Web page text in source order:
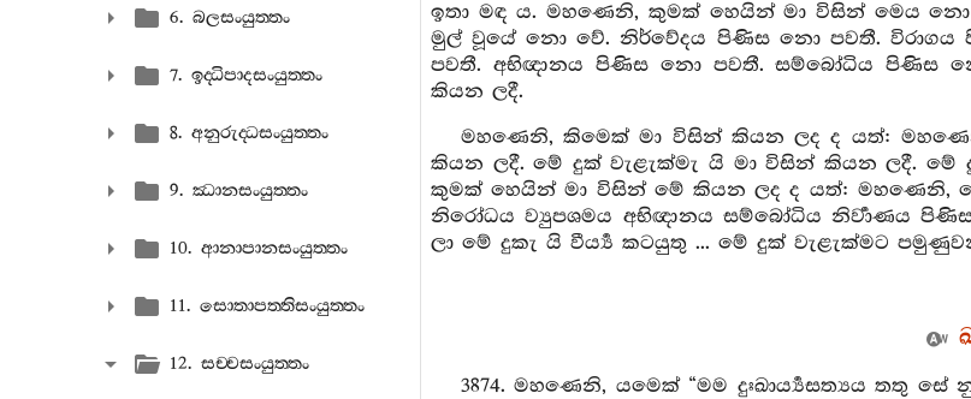
6. බලසංයුත‍්තං
7. ඉද‍්ධිපාදසංයුත‍්තං
8. අනුරුද‍්ධසංයුත‍්තං
9. ඣානසංයුත‍්තං
10. ආනාපානසංයුත‍්තං
11. සොතාපත‍්තිසංයුත‍්තං
12. සච‍්චසංයුත‍්තං
ඉතා මඳ ය. මහණෙනි, කුමක් හෙයින් මා විසින් මෙය
මුල් වූයේ නො වේ. නිර්වේදය පිණිස නො පවතී.
පවතී. අභිඥානය පිණිස නො පවතී. සම්බෝධිය පිණිස
කියන ලදී.
මහණෙනි, කිමෙක් මා විසින් කියන ලද ද යත්:
කියන ලදී. මේ දුක් වැළැක්මැ යි මා විසින් කියන ලදී.
කුමක් හෙයින් මා විසින් මේ කියන ලද ද යත්: මහණෙනි,
නිරෝධය ව්‍යුපශමය අභිඥානය සම්බෝධිය නිර්‍වාණය
ලා මේ දුකැ යි වීර්‍ය්‍ය කටයුතු ... මේ දුක් වැළැක්මට
3874. මහණෙනි, යමෙක් “මම දුඃඛාර්‍ය්‍යසත්‍යය තතු